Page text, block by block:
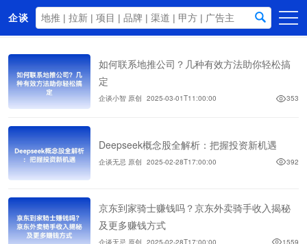
企谈
商务资源
资讯动态
关于我们
如何联系地推公司？几种有效方法助你轻松搞
定
企谈小智 原创 2025-03-01T11:00:00 353
Deepseek概念股全解析：把握投资新机遇
企谈无忌 原创 2025-02-28T17:00:00 392
京东到家骑士赚钱吗？京东外卖骑手收入揭秘
及更多赚钱方式
企谈无忌 原创 2025-02-28T17:00:00 1559